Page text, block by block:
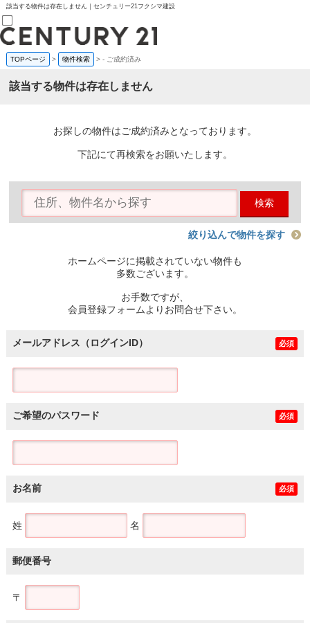
該当する物件は存在しません｜センチュリー21フクシマ建設
売買部
0120-800-844
賃貸部
会員メニュー
物件を探す
購入TOP
条件から探す
住宅ローン控除シミュレータ
TOPページ > 物件検索 >- ご成約済み
該当する物件は存在しません
お探しの物件はご成約済みとなっております。
下記にて再検索をお願いたします。
検索
絞り込んで物件を探す
ホームページに掲載されていない物件も
多数ございます。
お手数ですが、
会員登録フォームよりお問合せ下さい。
メールアドレス（ログインID） 必須
ご希望のパスワード 必須
お名前 必須
姓 名
郵便番号
〒